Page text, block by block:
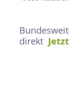
direkt